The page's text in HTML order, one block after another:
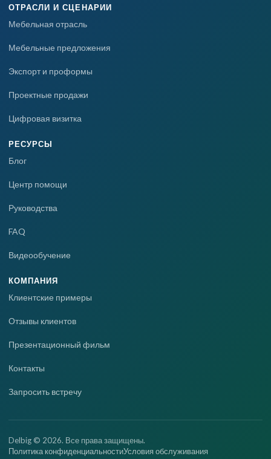
ОТРАСЛИ И СЦЕНАРИИ
Мебельная отрасль
Мебельные предложения
Экспорт и проформы
Проектные продажи
Цифровая визитка
РЕСУРСЫ
Блог
Центр помощи
Руководства
FAQ
Видеообучение
КОМПАНИЯ
Клиентские примеры
Отзывы клиентов
Презентационный фильм
Контакты
Запросить встречу
Delbig © 2026. Все права защищены.
Политика конфиденциальностиУсловия обслуживания